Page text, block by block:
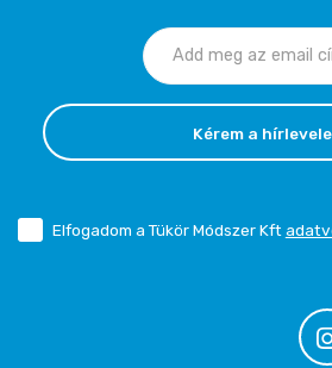
Kérem a
Elfogadom a Tükör Módszer Kft